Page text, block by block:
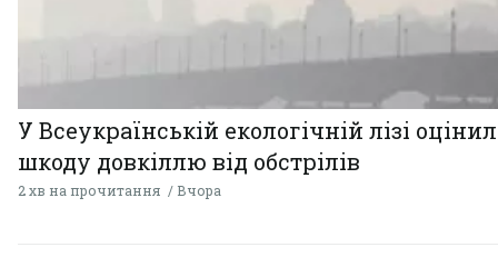
У Всеукраїнській екологічній лізі
шкоду довкіллю від обстрілів
2 хв на прочитання Вчора